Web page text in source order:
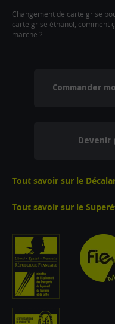
Changement de carte grise
carte grise éthanol, comment
marche ?
Commander
Devenir
Tout savoir sur le
Tout savoir sur le